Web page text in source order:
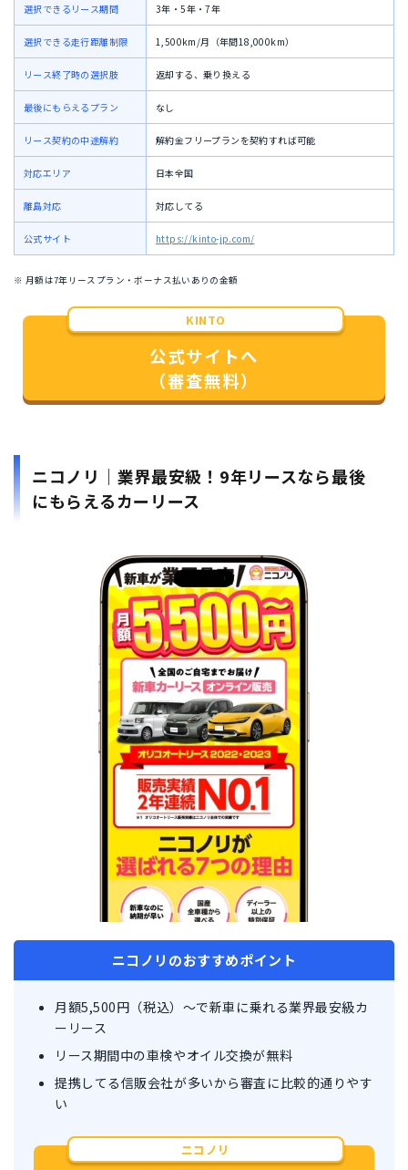
選択できるリース期間 3年・5年・7年
選択できる走行距離制限 1,500km/月（年間18,000km）
リース終了時の選択肢 返却する、乗り換える
最後にもらえるプラン なし
リース契約の中途解約 解約金フリープランを契約すれば可能
対応エリア 日本全国
離島対応 対応してる
公式サイト https://kinto-jp.com/
※ 月額は7年リースプラン・ボーナス払いありの金額
KINTO
公式サイトへ
（審査無料）
ニコノリ｜業界最安級！9年リースなら最後
にもらえるカーリース
ニコノリのおすすめポイント
月額5,500円（税込）〜で新車に乗れる業界最安級カ
ーリース
リース期間中の車検やオイル交換が無料
提携してる信販会社が多いから審査に比較的通りやす
い
ニコノリ